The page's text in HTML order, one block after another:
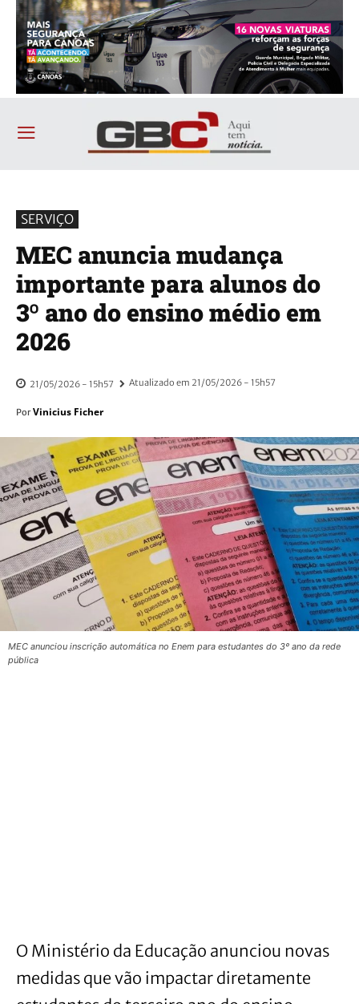
SERVIÇO
MEC anuncia mudança
importante para alunos do
3º ano do ensino médio em
2026
21/05/2026 - 15h57 Atualizado em 21/05/2026 - 15h57
Por Vinicius Ficher
MEC anunciou inscrição automática no Enem para estudantes do 3º ano da rede
pública
O Ministério da Educação anunciou novas
medidas que vão impactar diretamente